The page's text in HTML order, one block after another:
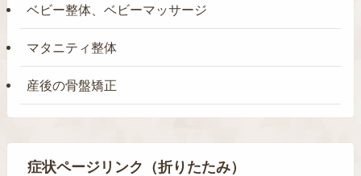
ベビー整体、ベビーマッサージ
マタニティ整体
産後の骨盤矯正
症状ページリンク（折りたたみ）